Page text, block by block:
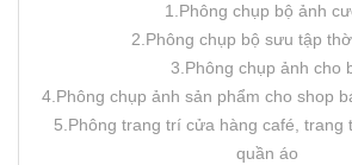
1.Phông chụp bộ ảnh
2.Phông chụp bộ sưu tập
3.Phông chụp ảnh cho
4.Phông chụp ảnh sản phẩm cho shop
5.Phông trang trí cửa hàng café, trang
quần áo